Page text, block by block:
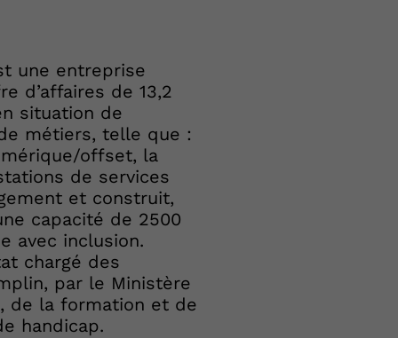
une entreprise
d’affaires de 13,2
situation de
métiers, telle que :
offset, la
de services
et construit,
capacité de 2500
avec inclusion.
chargé des
par le Ministère
de la formation et de
handicap.